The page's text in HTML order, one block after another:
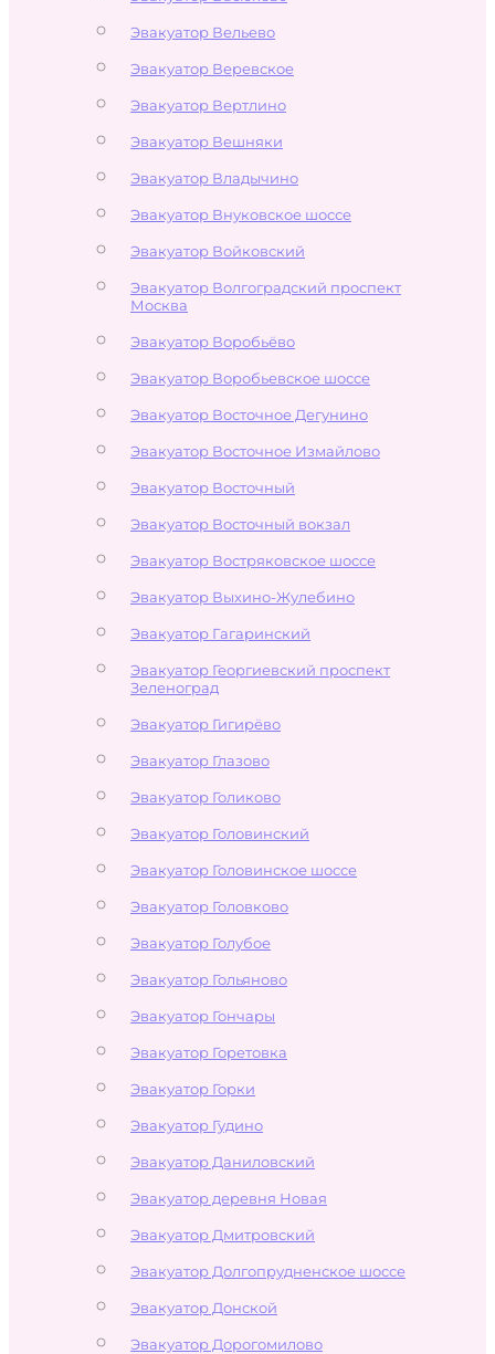
Эвакуатор Вельево
Эвакуатор Веревское
Эвакуатор Вертлино
Эвакуатор Вешняки
Эвакуатор Владычино
Эвакуатор Внуковское шоссе
Эвакуатор Войковский
Эвакуатор Волгоградский проспект
Москва
Эвакуатор Воробьёво
Эвакуатор Воробьевское шоссе
Эвакуатор Восточное Дегунино
Эвакуатор Восточное Измайлово
Эвакуатор Восточный
Эвакуатор Восточный вокзал
Эвакуатор Востряковское шоссе
Эвакуатор Выхино-Жулебино
Эвакуатор Гагаринский
Эвакуатор Георгиевский проспект
Зеленоград
Эвакуатор Гигирёво
Эвакуатор Глазово
Эвакуатор Голиково
Эвакуатор Головинский
Эвакуатор Головинское шоссе
Эвакуатор Головково
Эвакуатор Голубое
Эвакуатор Гольяново
Эвакуатор Гончары
Эвакуатор Горетовка
Эвакуатор Горки
Эвакуатор Гудино
Эвакуатор Даниловский
Эвакуатор деревня Новая
Эвакуатор Дмитровский
Эвакуатор Долгопрудненское шоссе
Эвакуатор Донской
Эвакуатор Дорогомилово